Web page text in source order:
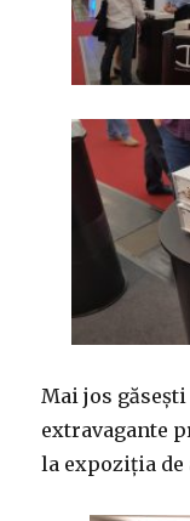
Mai jos
extravagante
la expoziția de